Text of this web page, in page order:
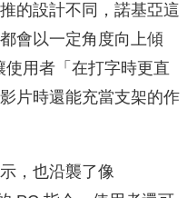
的設計不同，諾基亞這
會以一定角度向上傾
用者「在打字時更直
片時還能充當支架的作
，也沿襲了像